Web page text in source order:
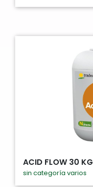
ACID FLOW 30 KG
sin categoría varios